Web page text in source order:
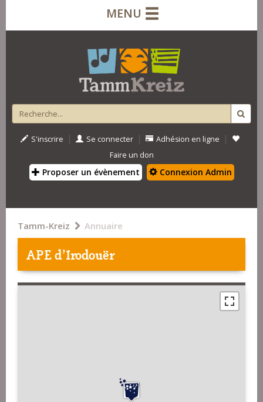
MENU
S'inscrire | Se connecter | Adhésion en ligne |
Faire un don
Proposer un évènement Connexion Admin
Tamm-Kreiz Annuaire
APE d'Irodouër